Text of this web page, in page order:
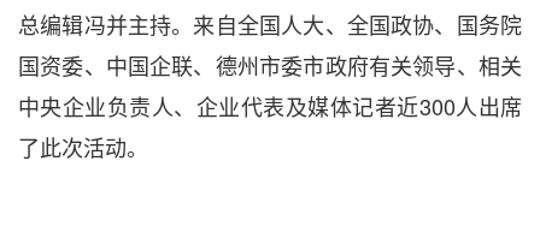
总编辑冯并主持。来自全国人大、全国政协、国务院
国资委、中国企联、德州市委市政府有关领导、相关
中央企业负责人、企业代表及媒体记者近300人出席
了此次活动。